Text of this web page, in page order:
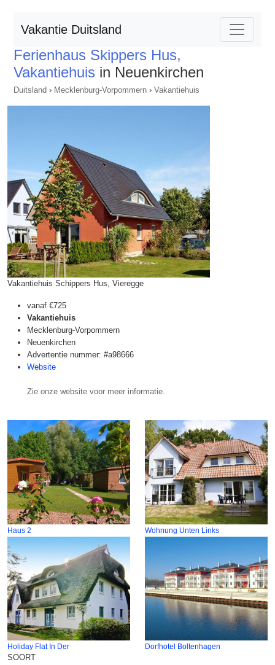
Vakantie Duitsland
Ferienhaus Skippers Hus,
Vakantiehuis in Neuenkirchen
Duitsland › Mecklenburg-Vorpommern › Vakantiehuis
Vakantiehuis Schippers Hus, Vieregge
vanaf €725
Vakantiehuis
Mecklenburg-Vorpommern
Neuenkirchen
Advertentie nummer: #a98666
Website
Zie onze website voor meer informatie.
Haus 2 Wohnung Unten Links
Holiday Flat In Der Dorfhotel Boltenhagen
SOORT